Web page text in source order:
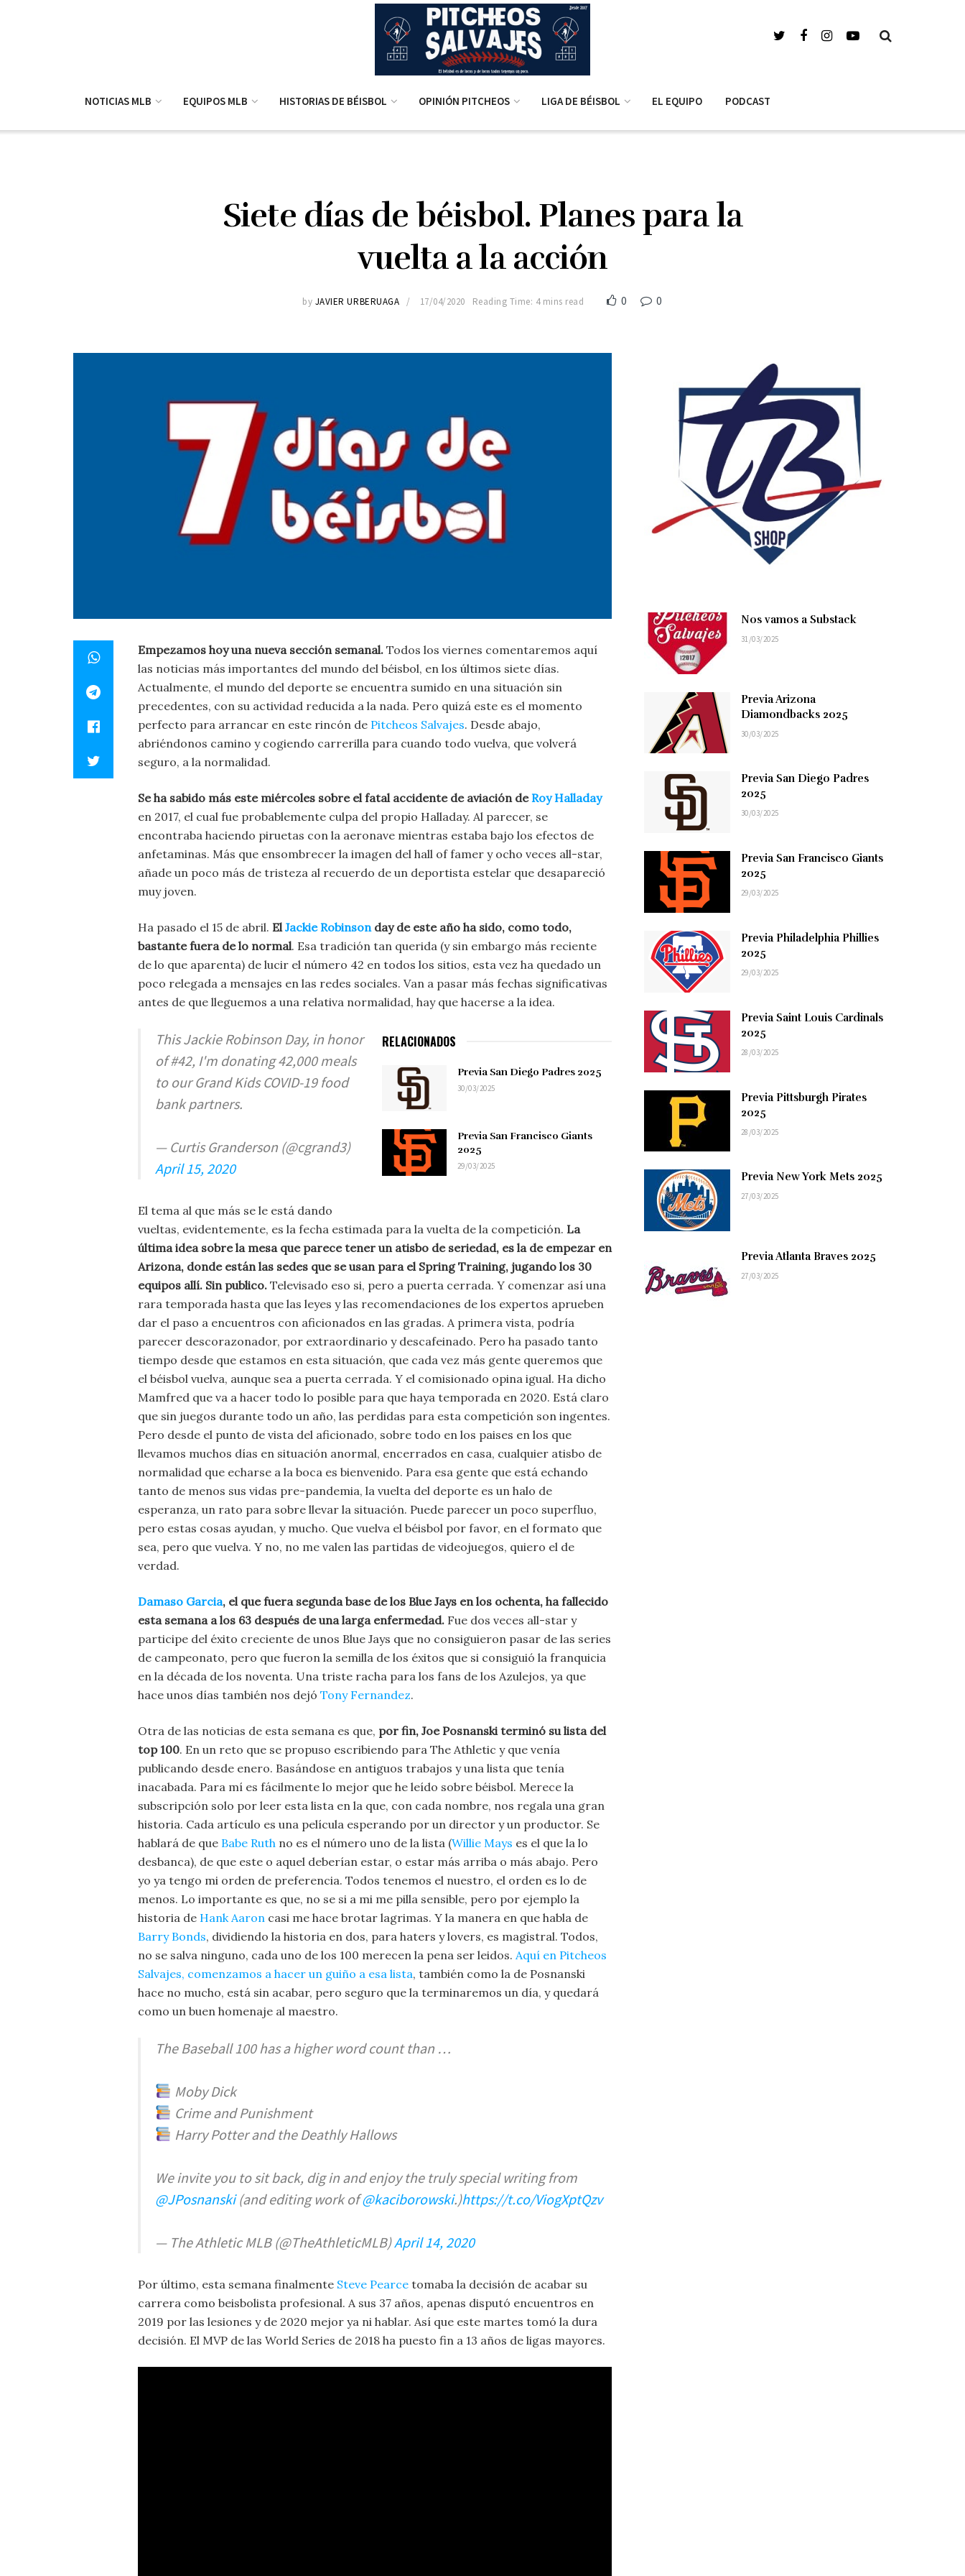
NOTICIAS MLB EQUIPOS MLB HISTORIAS DE BÉISBOL OPINIÓN PITCHEOS LIGA DE BÉISBOL EL EQUIPO PODCAST
Siete días de béisbol. Planes para la
vuelta a la acción
by JAVIER URBERUAGA 17/04/2020 Reading Time: 4 mins read 0 0
Empezamos hoy una nueva sección semanal. Todos los viernes comentaremos aquí
las noticias más importantes del mundo del béisbol, en los últimos siete días.
Actualmente, el mundo del deporte se encuentra sumido en una situación sin
precedentes, con su actividad reducida a la nada. Pero quizá este es el momento
perfecto para arrancar en este rincón de Pitcheos Salvajes. Desde abajo,
abriéndonos camino y cogiendo carrerilla para cuando todo vuelva, que volverá
seguro, a la normalidad.
Se ha sabido más este miércoles sobre el fatal accidente de aviación de Roy Halladay
en 2017, el cual fue probablemente culpa del propio Halladay. Al parecer, se
encontraba haciendo piruetas con la aeronave mientras estaba bajo los efectos de
anfetaminas. Más que ensombrecer la imagen del hall of famer y ocho veces all-star,
añade un poco más de tristeza al recuerdo de un deportista estelar que desapareció
muy joven.
Ha pasado el 15 de abril. El Jackie Robinson day de este año ha sido, como todo,
bastante fuera de lo normal. Esa tradición tan querida (y sin embargo más reciente
de lo que aparenta) de lucir el número 42 en todos los sitios, esta vez ha quedado un
poco relegada a mensajes en las redes sociales. Van a pasar más fechas significativas
antes de que lleguemos a una relativa normalidad, hay que hacerse a la idea.
RELACIONADOS
Previa San Diego Padres 2025
30/03/2025
Previa San Francisco Giants
2025
29/03/2025
This Jackie Robinson Day, in honor
of #42, I'm donating 42,000 meals
to our Grand Kids COVID-19 food
bank partners.
— Curtis Granderson (@cgrand3)
April 15, 2020
El tema al que más se le está dando
vueltas, evidentemente, es la fecha estimada para la vuelta de la competición. La
última idea sobre la mesa que parece tener un atisbo de seriedad, es la de empezar en
Arizona, donde están las sedes que se usan para el Spring Training, jugando los 30
equipos allí. Sin publico. Televisado eso si, pero a puerta cerrada. Y comenzar así una
rara temporada hasta que las leyes y las recomendaciones de los expertos aprueben
dar el paso a encuentros con aficionados en las gradas. A primera vista, podría
parecer descorazonador, por extraordinario y descafeinado. Pero ha pasado tanto
tiempo desde que estamos en esta situación, que cada vez más gente queremos que
el béisbol vuelva, aunque sea a puerta cerrada. Y el comisionado opina igual. Ha dicho
Mamfred que va a hacer todo lo posible para que haya temporada en 2020. Está claro
que sin juegos durante todo un año, las perdidas para esta competición son ingentes.
Pero desde el punto de vista del aficionado, sobre todo en los paises en los que
llevamos muchos días en situación anormal, encerrados en casa, cualquier atisbo de
normalidad que echarse a la boca es bienvenido. Para esa gente que está echando
tanto de menos sus vidas pre-pandemia, la vuelta del deporte es un halo de
esperanza, un rato para sobre llevar la situación. Puede parecer un poco superfluo,
pero estas cosas ayudan, y mucho. Que vuelva el béisbol por favor, en el formato que
sea, pero que vuelva. Y no, no me valen las partidas de videojuegos, quiero el de
verdad.
Damaso Garcia, el que fuera segunda base de los Blue Jays en los ochenta, ha fallecido
esta semana a los 63 después de una larga enfermedad. Fue dos veces all-star y
participe del éxito creciente de unos Blue Jays que no consiguieron pasar de las series
de campeonato, pero que fueron la semilla de los éxitos que si consiguió la franquicia
en la década de los noventa. Una triste racha para los fans de los Azulejos, ya que
hace unos días también nos dejó Tony Fernandez.
Otra de las noticias de esta semana es que, por fin, Joe Posnanski terminó su lista del
top 100. En un reto que se propuso escribiendo para The Athletic y que venía
publicando desde enero. Basándose en antiguos trabajos y una lista que tenía
inacabada. Para mí es fácilmente lo mejor que he leído sobre béisbol. Merece la
subscripción solo por leer esta lista en la que, con cada nombre, nos regala una gran
historia. Cada artículo es una película esperando por un director y un productor. Se
hablará de que Babe Ruth no es el número uno de la lista (Willie Mays es el que la lo
desbanca), de que este o aquel deberían estar, o estar más arriba o más abajo. Pero
yo ya tengo mi orden de preferencia. Todos tenemos el nuestro, el orden es lo de
menos. Lo importante es que, no se si a mi me pilla sensible, pero por ejemplo la
historia de Hank Aaron casi me hace brotar lagrimas. Y la manera en que habla de
Barry Bonds, dividiendo la historia en dos, para haters y lovers, es magistral. Todos,
no se salva ninguno, cada uno de los 100 merecen la pena ser leidos. Aquí en Pitcheos
Salvajes, comenzamos a hacer un guiño a esa lista, también como la de Posnanski
hace no mucho, está sin acabar, pero seguro que la terminaremos un día, y quedará
como un buen homenaje al maestro.
The Baseball 100 has a higher word count than …
Moby Dick
Crime and Punishment
Harry Potter and the Deathly Hallows
We invite you to sit back, dig in and enjoy the truly special writing from
@JPosnanski(and editing work of@kaciborowski.)https://t.co/ViogXptQzv
— The Athletic MLB (@TheAthleticMLB)April 14, 2020
Por último, esta semana finalmente Steve Pearce tomaba la decisión de acabar su
carrera como beisbolista profesional. A sus 37 años, apenas disputó encuentros en
2019 por las lesiones y de 2020 mejor ya ni hablar. Así que este martes tomó la dura
decisión. El MVP de las World Series de 2018 ha puesto fin a 13 años de ligas mayores.
Nos vamos a Substack
31/03/2025
Previa Arizona
Diamondbacks 2025
30/03/2025
Previa San Diego Padres
2025
30/03/2025
Previa San Francisco Giants
2025
29/03/2025
Previa Philadelphia Phillies
2025
29/03/2025
Previa Saint Louis Cardinals
2025
28/03/2025
Previa Pittsburgh Pirates
2025
28/03/2025
Previa New York Mets 2025
27/03/2025
Previa Atlanta Braves 2025
27/03/2025